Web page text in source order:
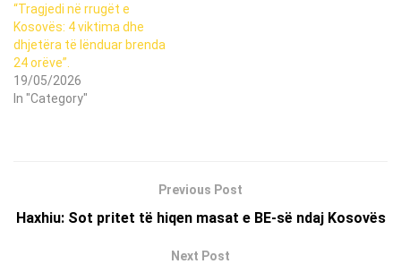
“Tragjedi në rrugët e
Kosovës: 4 viktima dhe
dhjetëra të lënduar brenda
24 orëve”.
19/05/2026
In "Category"
Previous Post
Haxhiu: Sot pritet të hiqen masat e BE-së ndaj Kosovës
Next Post